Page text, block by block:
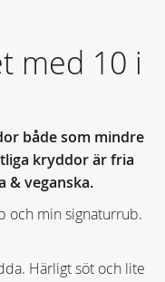
med 10 i
både som mindre
kryddor är fria
& veganska.
och min signaturrub.
Härligt söt och lite